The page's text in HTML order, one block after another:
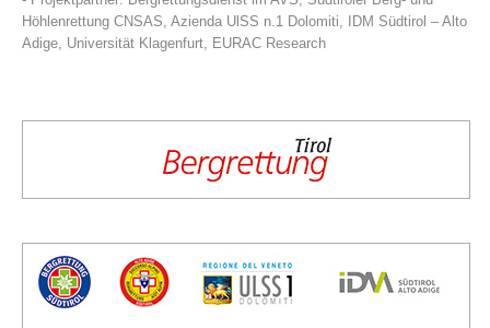
Direction
Höhlenrettung CNSAS, Azienda UlSS n.1 Dolomiti, IDM Südtirol – Alto
Adige, Universität Klagenfurt, EURAC Research